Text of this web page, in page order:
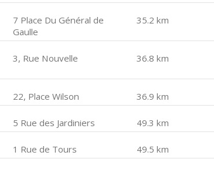
7 Place Du Général de
Gaulle
35.2 km
3, Rue Nouvelle 36.8 km
22, Place Wilson 36.9 km
5 Rue des Jardiniers 49.3 km
1 Rue de Tours 49.5 km